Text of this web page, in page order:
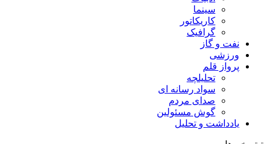
سینما
کاریکاتور
گرافیک
نفت و گاز
ورزشی
پرواز قلم
تحلیلچه
سواد رسانه ای
صدای مردم
گوش مسئولین
یادداشت و تحلیل